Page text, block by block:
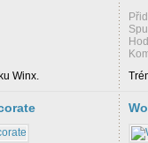
Winx.